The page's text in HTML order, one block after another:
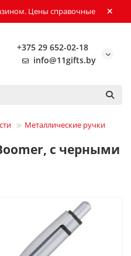
Цены справочные
+375 29 652-02-18
info@11gifts.by
Металлические ручки
с черными